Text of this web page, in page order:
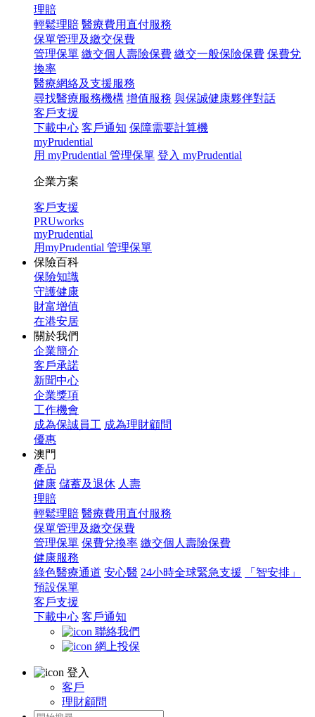
理賠
輕鬆理賠 醫療費用直付服務
保單管理及繳交保費
管理保單 繳交個人壽險保費 繳交一般保險保費 保費兌
換率
醫療網絡及支援服務
尋找醫療服務機構 增值服務 與保誠健康夥伴對話
客戶支援
下載中心 客戶通知 保障需要計算機
myPrudential
用 myPrudential 管理保單 登入 myPrudential
企業方案
客戶支援
PRUworks
myPrudential
用myPrudential 管理保單
保險百科
保險知識
守護健康
財富增值
在港安居
關於我們
企業簡介
客戶承諾
新聞中心
企業獎項
工作機會
成為保誠員工 成為理財顧問
優惠
澳門
產品
健康 儲蓄及退休 人壽
理賠
輕鬆理賠 醫療費用直付服務
保單管理及繳交保費
管理保單 保費兌換率 繳交個人壽險保費
健康服務
綠色醫療通道 安心醫 24小時全球緊急支援
「智安排」
預設保單
客戶支援
下載中心 客戶通知
聯絡我們
網上投保
登入
客戶
理財顧問